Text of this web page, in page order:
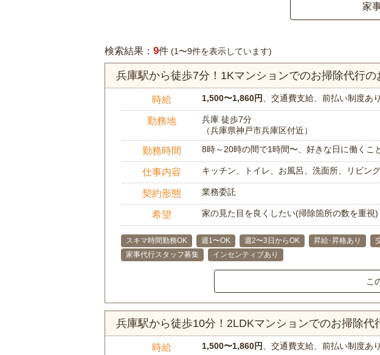
家
検索結果： 9件 (1〜9件を表示しています)
兵庫駅から徒歩7分！1Kマンションでのお掃除代行の
時給 1,500〜1,860円 、交通費支給、前払い制度あり
勤務地
兵庫 徒歩7分
（兵庫県神戸市兵庫区付近）
勤務時間 8時～20時の間で1時間〜、好きな日に働くこ
仕事内容 キッチン、トイレ、お風呂、洗面所、リビン
契約形態 業務委託
希望 家の見た目を良くしたい(掃除箇所の数を重視)
スキマ時間勤務OK 週1〜OK 週2〜3日からOK 昇給･昇格あり
家事代行スタッフ募集
インセンティブあり
こ
兵庫駅から徒歩10分！2LDKマンションでのお掃除
時給 1,500〜1,860円 、交通費支給、前払い制度あり